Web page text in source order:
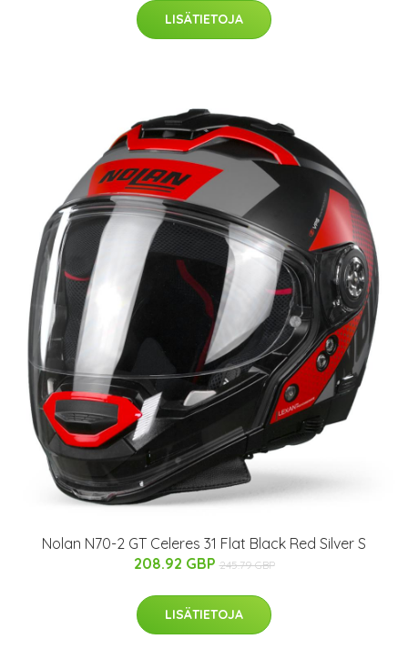
LISÄTIETOJA
Nolan N70-2 GT Celeres 31 Flat Black Red Silver S
208.92 GBP 245.79 GBP
LISÄTIETOJA